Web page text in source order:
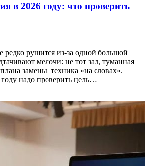
в 2026 году: что проверить
редко рушится из-за одной большой
мелочи: не тот зал, туманная
замены, техника «на словах».
надо проверить цель…